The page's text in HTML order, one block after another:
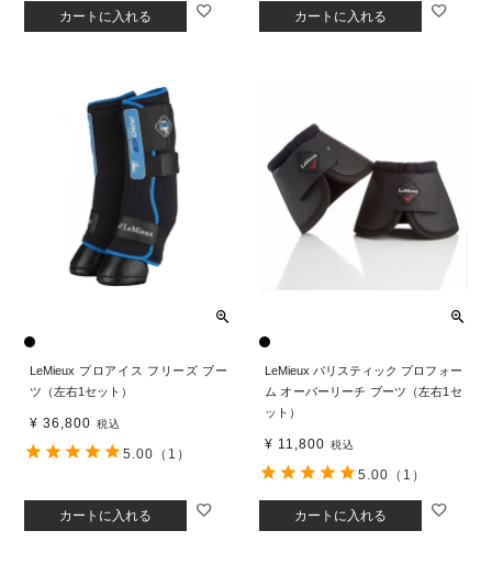
カートに入れる カートに入れる
LeMieux プロアイス フリーズ ブー
ツ（左右1セット）
¥ 36,800 税込
カートに入れる
5.00 （1）
LeMieux バリスティック プロフォー
ム オーバーリーチ ブーツ（左右1セ
ット）
¥ 11,800 税込
カートに入れる
5.00 （1）